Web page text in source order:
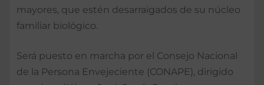
mayores, que estén desarraigados de su núcleo
familiar biológico.
Será puesto en marcha por el Consejo Nacional
de la Persona Envejeciente (CONAPE), dirigido